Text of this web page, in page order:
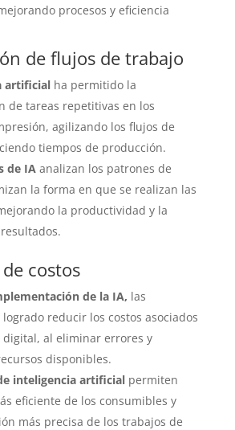
procesos y eficiencia
de flujos de trabajo
artificialha permitido la
de tareas repetitivas en los
agilizando los flujos de
tiempos de producción.
de IA analizan los patrones de
la forma en que se realizan las
la productividad y la
costos
de la IA, las
reducir los costos asociados
al eliminar errores y
disponibles.
inteligencia artificialpermiten
eficiente de los consumibles y
más precisa de los trabajos de